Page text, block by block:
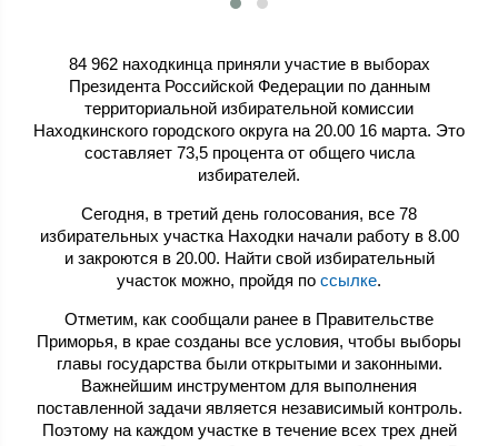
84 962 находкинца приняли участие в выборах
Президента Российской Федерации по данным
территориальной избирательной комиссии
Находкинского городского округа на 20.00 16 марта. Это
составляет 73,5 процента от общего числа
избирателей.
Сегодня, в третий день голосования, все 78
избирательных участка Находки начали работу в 8.00
и закроются в 20.00. Найти свой избирательный
участок можно, пройдя по ссылке.
Отметим, как сообщали ранее в Правительстве
Приморья, в крае созданы все условия, чтобы выборы
главы государства были открытыми и законными.
Важнейшим инструментом для выполнения
поставленной задачи является независимый контроль.
Поэтому на каждом участке в течение всех трех дней